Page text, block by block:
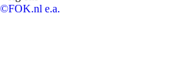
©FOK.nl e.a.